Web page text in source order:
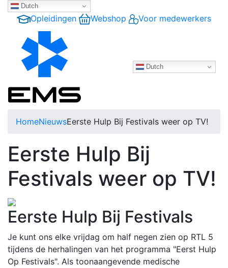
Dutch
Opleidingen Webshop Voor medewerkers
Dutch
HomeNieuwsEerste Hulp Bij Festivals weer op TV!
Eerste Hulp Bij
Festivals weer op TV!
Eerste Hulp Bij Festivals
Je kunt ons elke vrijdag om half negen zien op RTL 5
tijdens de herhalingen van het programma "Eerst Hulp
Op Festivals". Als toonaangevende medische